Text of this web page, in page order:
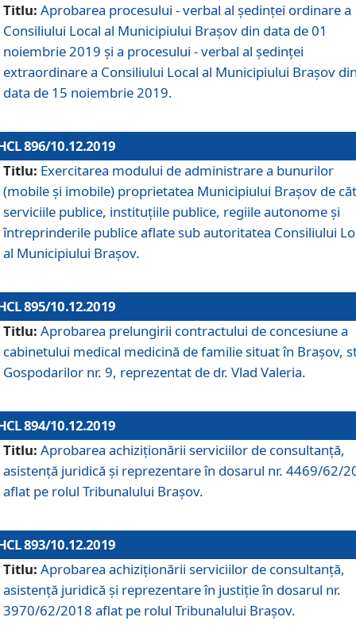
Titlu: Aprobarea procesului - verbal al şedinţei ordinare a
Consiliului Local al Municipiului Brașov din data de 01
noiembrie 2019 și a procesului - verbal al ședinței
extraordinare a Consiliului Local al Municipiului Brașov
data de 15 noiembrie 2019.
896/10.12.2019
Titlu: Exercitarea modului de administrare a bunurilor
(mobile și imobile) proprietatea Municipiului Brașov de
serviciile publice, instituțiile publice, regiile autonome și
întreprinderile publice aflate sub autoritatea Consiliului
al Municipiului Brașov.
895/10.12.2019
Titlu: Aprobarea prelungirii contractului de concesiune a
cabinetului medical medicină de familie situat în Braşov,
Gospodarilor nr. 9, reprezentat de dr. Vlad Valeria.
894/10.12.2019
Titlu: Aprobarea achiziţionării serviciilor de consultanţă,
asistenţă juridică şi reprezentare în dosarul nr. 4469/62/
aflat pe rolul Tribunalului Braşov.
893/10.12.2019
Titlu: Aprobarea achiziţionării serviciilor de consultanţă,
asistenţă juridică şi reprezentare în justiţie în dosarul nr.
3970/62/2018 aflat pe rolul Tribunalului Braşov.